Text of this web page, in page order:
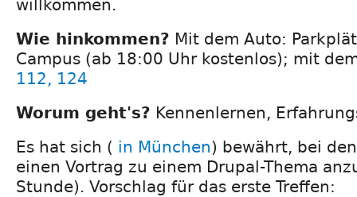
willkommen.
Wie hinkommen? Mit dem Auto:
Campus (ab 18:00 Uhr kostenlos); mit
112, 124
Worum geht's? Kennenlernen,
Es hat sich ( in München) bewährt, bei
einen Vortrag zu einem Drupal-Thema
Stunde). Vorschlag für das erste Treffen: